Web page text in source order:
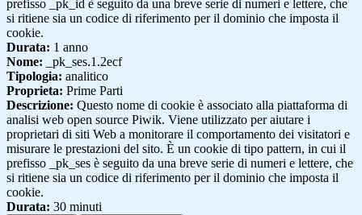
prefisso _pk_id è seguito da una breve serie di numeri e lettere, che
si ritiene sia un codice di riferimento per il dominio che imposta il
cookie.
Durata: 1 anno
Nome: _pk_ses.1.2ecf
Tipologia: analitico
Proprieta: Prime Parti
Descrizione: Questo nome di cookie è associato alla piattaforma di
analisi web open source Piwik. Viene utilizzato per aiutare i
proprietari di siti Web a monitorare il comportamento dei visitatori e
misurare le prestazioni del sito. È un cookie di tipo pattern, in cui il
prefisso _pk_ses è seguito da una breve serie di numeri e lettere, che
si ritiene sia un codice di riferimento per il dominio che imposta il
cookie.
Durata: 30 minuti